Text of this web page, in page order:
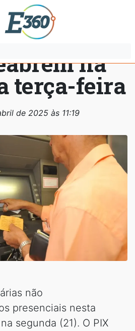
bancos
sexta
na
terça-feira
de 2025 às 11:19
não
presenciais nesta
segunda (21). O PIX